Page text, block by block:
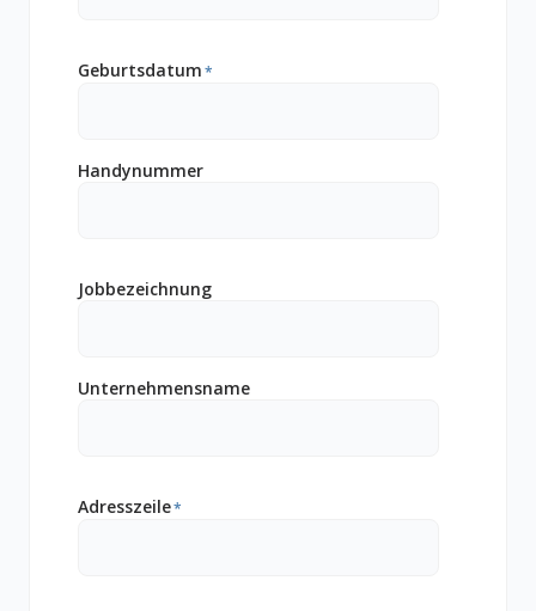
Geburtsdatum*
Handynummer
Jobbezeichnung
Unternehmensname
Adresszeile*